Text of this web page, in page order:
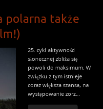
polarna także
25. cykl aktywności
słonecznej zbliża się
powoli do maksimum. W
związku z tym istnieje
coraz większa szansa, na
występowanie zorz…